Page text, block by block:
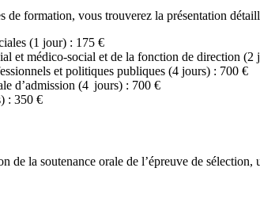
formation, vous trouverez la présentation
(1 jour) : 175 €
et médico-social et de la fonction de direction (2
et politiques publiques (4 jours) : 700 €
d’admission (4 jours) : 700 €
: 350 €
de la soutenance orale de l’épreuve de